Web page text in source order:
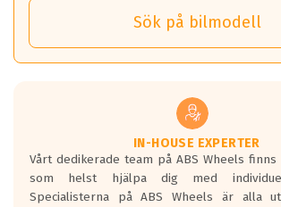
*PCD står för pitch circle diameter /
Genom att du anger ditt
och garantera att tillbehören passar till
vid åtdragning av hjulbultarna.
TPMS gör det enkelt att ha koll på att dina
tryck. Skulle du tappa tryck i något däck
om detta.
helt kort att du som förare alltid ska ha
Samtliga ABS Wheels fälgar är kompatibla
sensorer.
Sök på bilmodell
IN-HOUSE EXPERTER
Vårt dedikerade team på ABS Wheels
som helst hjälpa dig med
Specialisterna på ABS Wheels är alla